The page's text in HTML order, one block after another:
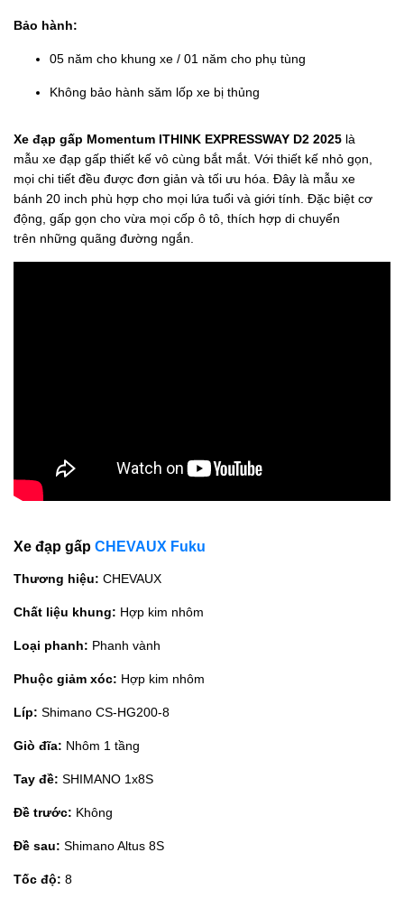
Bảo hành:
05 năm cho khung xe / 01 năm cho phụ tùng
Không bảo hành săm lốp xe bị thủng
Xe đạp gấp Momentum ITHINK EXPRESSWAY D2 2025 là
mẫu xe đạp gấp thiết kế vô cùng bắt mắt. Với thiết kế nhỏ gọn,
mọi chi tiết đều được đơn giản và tối ưu hóa. Đây là mẫu xe
bánh 20 inch phù hợp cho mọi lứa tuổi và giới tính. Đặc biệt cơ
động, gấp gọn cho vừa mọi cốp ô tô, thích hợp di chuyển
trên những quãng đường ngắn.
Xe đạp gấp CHEVAUX Fuku
Thương hiệu: CHEVAUX
Chất liệu khung: Hợp kim nhôm
Loại phanh: Phanh vành
Phuộc giảm xóc: Hợp kim nhôm
Líp: Shimano CS-HG200-8
Giò đĩa: Nhôm 1 tầng
Tay đề: SHIMANO 1x8S
Đề trước: Không
Đề sau: Shimano Altus 8S
Tốc độ: 8